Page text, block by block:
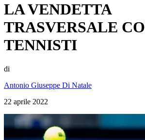
LA VENDETTA
TRASVERSALE
TENNISTI
di
Antonio Giuseppe Di Natale
22 aprile 2022